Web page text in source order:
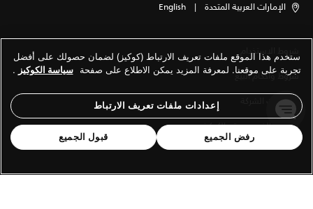
الإمارات العربية المتحدة |
English
شروط الاستخدام
شروط وأحكام البيع
معلومات الشركة
سياسة الخصوصية والكوكيز
ستخدم هذا الموقع ملفات تعريف الارتباط (كوكيز) لضمان حصولك على أفضل
تجربة على موقعنا. لمعرفة المزيد يمكن الاطلاع على صفحة سياسة الكوكيز .
إعدادات ملفات تعريف الارتباط
رفض الجميع قبول الجميع